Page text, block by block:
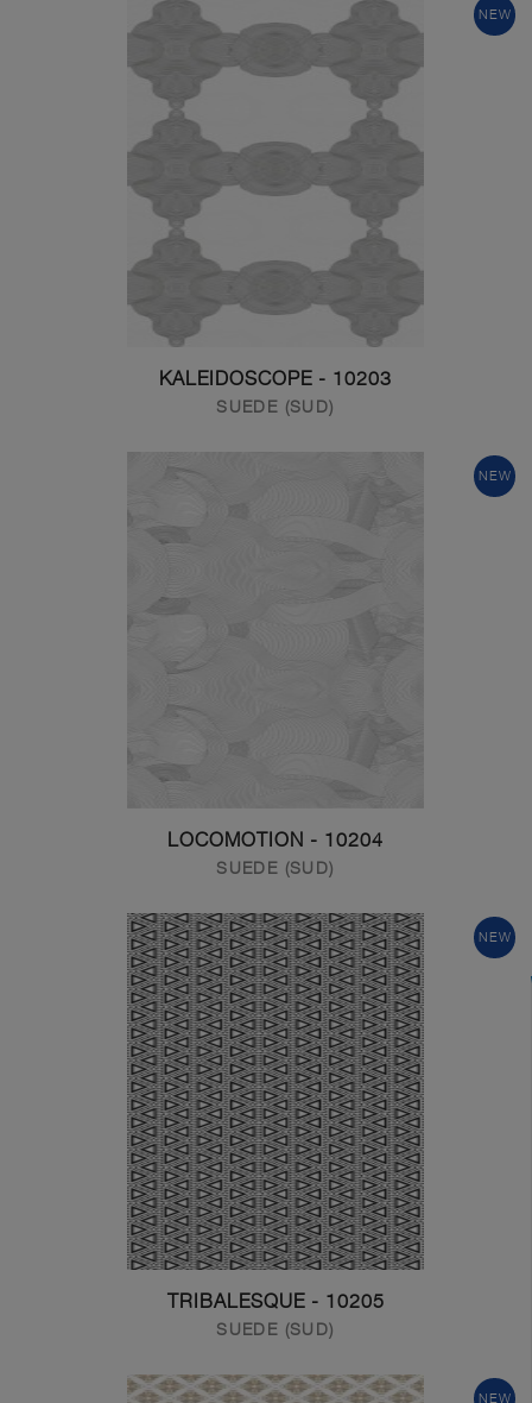
NEW
10203 - KALEIDOSCOPE
SUEDE (SUD)
NEW
10204 - LOCOMOTION
SUEDE (SUD)
NEW
10205 - TRIBALESQUE
SUEDE (SUD)
NEW